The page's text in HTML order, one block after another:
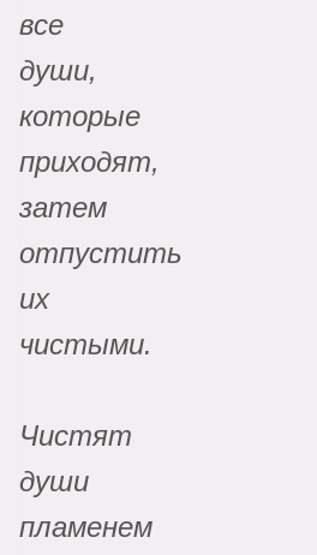
все
души,
которые
приходят,
затем
отпустить
их
чистыми.
Чистят
души
пламенем